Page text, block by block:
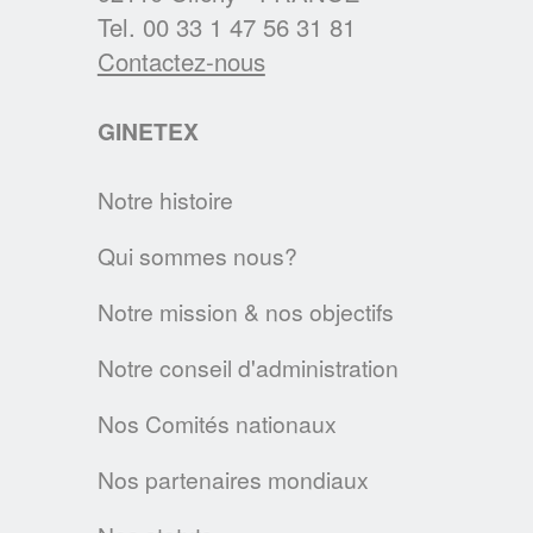
Les régles d'étiquetage des textiles
changent au 1er janvier 2021. Voici les
Textile & Fashion Care Awards 2023: Les
candidatures sont ouvertes !
Des Awards pour promouvoir l'entretien
textile de demain
EN SAVOIR PLUS
LA CHARTE SUR LE NETTOYAGE
DURABLE
L’A.I.S.E. présente les premiers produits
Tel. 00 33 1 47 56 31 81
Contactez-nous
GINETEX
Notre histoire
Qui sommes nous?
Notre mission & nos objectifs
Notre conseil d'administration
Nos Comités nationaux
Nos partenaires mondiaux